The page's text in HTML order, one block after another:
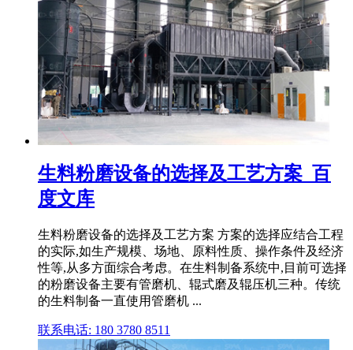
生料粉磨设备的选择及工艺方案_百
度文库
生料粉磨设备的选择及工艺方案 方案的选择应结合工程
的实际,如生产规模、场地、原料性质、操作条件及经济
性等,从多方面综合考虑。在生料制备系统中,目前可选择
的粉磨设备主要有管磨机、辊式磨及辊压机三种。传统
的生料制备一直使用管磨机 ...
联系电话: 180 3780 8511